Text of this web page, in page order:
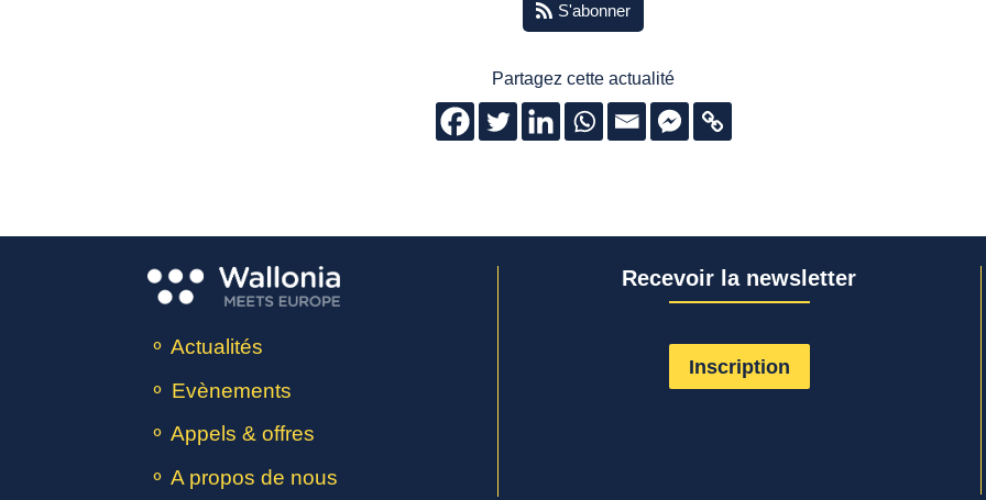
S'abonner
Partagez cette actualité
⚬ Actualités
⚬ Evènements
⚬ Appels & offres
⚬ A propos de nous
Recevoir la newsletter
Inscription